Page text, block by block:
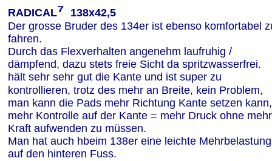
RADICAL⁷
  138x42,5
Der grosse Bruder des 134er ist ebenso komfortabel
fahren.
Durch das Flexverhalten angenehm laufruhig /
dämpfend, dazu stets freie Sicht da spritzwasserfrei.
hält sehr sehr gut die Kante und ist super zu
kontrollieren, trotz des mehr an Breite, kein Problem,
man kann die Pads mehr Richtung Kante setzen
mehr Kontrolle auf der Kante = mehr Druck ohne
Kraft aufwenden zu müssen.
Man hat auch hbeim 138er eine leichte
auf den hinteren Fuss.